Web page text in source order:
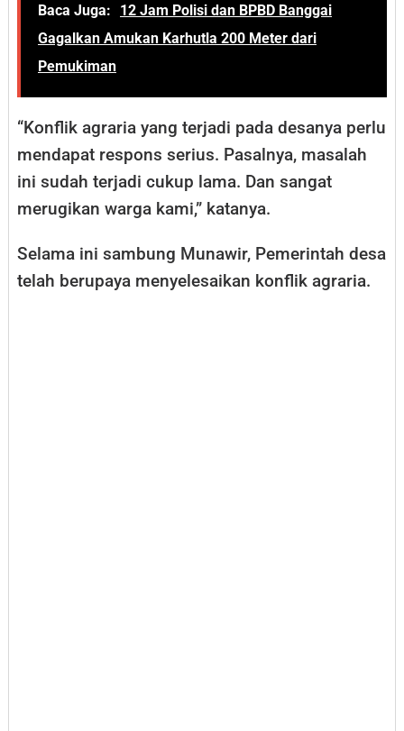
Baca Juga:
12 Jam Polisi dan BPBD Banggai
Gagalkan Amukan Karhutla 200 Meter dari
Pemukiman
“Konflik agraria yang terjadi pada desanya perlu
mendapat respons serius. Pasalnya, masalah
ini sudah terjadi cukup lama. Dan sangat
merugikan warga kami,” katanya.
Selama ini sambung Munawir, Pemerintah desa
telah berupaya menyelesaikan konflik agraria.